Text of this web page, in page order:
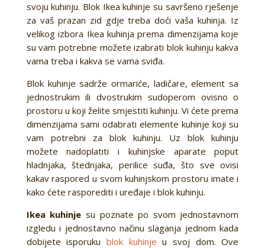
svoju kuhinju. Blok Ikea kuhinje su savršeno rješenje
za vaš prazan zid gdje treba doći vaša kuhinja. Iz
velikog izbora Ikea kuhinja prema dimenzijama koje
su vam potrebne možete izabrati blok kuhinju kakva
vama treba i kakva se vama sviđa.
Blok kuhinje sadrže ormariće, ladičare, element sa
jednostrukim ili dvostrukim sudoperom ovisno o
prostoru u koji želite smjestiti kuhinju. Vi ćete prema
dimenzijama sami odabrati elemente kuhinje koji su
vam potrebni za blok kuhinju. Uz blok kuhinju
možete nadoplatiti i kuhinjske aparate poput
hladnjaka, štednjaka, perilice suđa, što sve ovisi
kakav raspored u svom kuhinjskom prostoru imate i
kako ćete rasporediti i uređaje i blok kuhinju.
Ikea kuhinje su poznate po svom jednostavnom
izgledu i jednostavno načinu slaganja jednom kada
dobijete isporukublok kuhinje u svoj dom. Ove